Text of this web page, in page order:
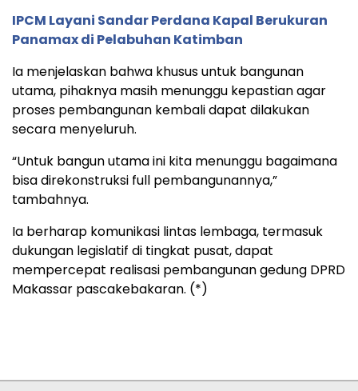
IPCM Layani Sandar Perdana Kapal Berukuran
Panamax di Pelabuhan Katimban
Ia menjelaskan bahwa khusus untuk bangunan
utama, pihaknya masih menunggu kepastian agar
proses pembangunan kembali dapat dilakukan
secara menyeluruh.
“Untuk bangun utama ini kita menunggu bagaimana
bisa direkonstruksi full pembangunannya,”
tambahnya.
Ia berharap komunikasi lintas lembaga, termasuk
dukungan legislatif di tingkat pusat, dapat
mempercepat realisasi pembangunan gedung DPRD
Makassar pascakebakaran. (*)